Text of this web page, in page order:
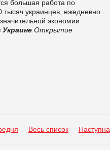
большая работа по
украинцев, ежедневно
экономии
Украине Открытие
Весь список Наступна